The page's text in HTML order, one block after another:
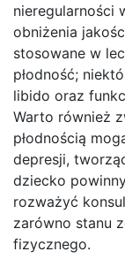
nieregularności
obniżenia
stosowane w
płodność;
libido oraz
Warto również
płodnością
depresji,
dziecko
rozważyć
zarówno stanu
fizycznego.